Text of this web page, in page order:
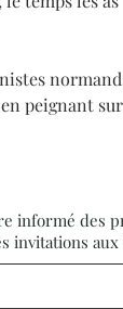
peignant
informé des
invitations aux